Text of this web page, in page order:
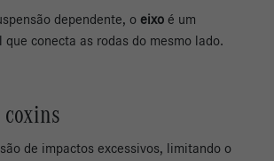
dependente, o eixo é um
que conecta as rodas do mesmo lado.
coxins
de impactos excessivos, limitando o